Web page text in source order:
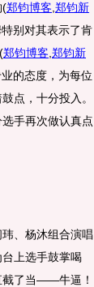
(郑钧博客 郑钧新
别对其表示了肯
(郑钧博客 郑钧新
的态度，为每位
点，十分投入。
手再次做认真点
、杨沐组合演唱
上选手鼓掌喝
截了当——牛逼！